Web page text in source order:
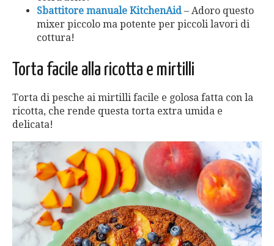
Sbattitore manuale KitchenAid– Adoro questo
mixer piccolo ma potente per piccoli lavori di
cottura!
Torta facile alla ricotta e mirtilli
Torta di pesche ai mirtilli facile e golosa fatta con la
ricotta, che rende questa torta extra umida e
delicata!